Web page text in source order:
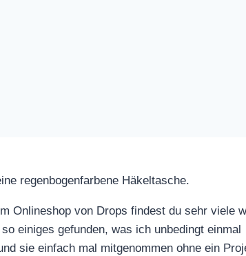
regenbogenfarbene Häkeltasche.
Onlineshop von Drops findest du sehr viele
einiges gefunden, was ich unbedingt einmal
sie einfach mal mitgenommen ohne ein